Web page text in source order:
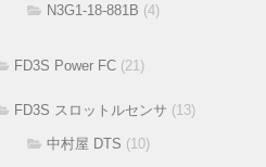
N3G1-18-881B (4)
FD3S Power FC (21)
FD3S スロットルセンサ (13)
中村屋 DTS (10)